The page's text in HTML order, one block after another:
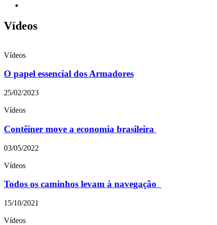
Vídeos
Vídeos
O papel essencial dos Armadores
25/02/2023
Vídeos
Contêiner move a economia brasileira
03/05/2022
Vídeos
Todos os caminhos levam à navegação
15/10/2021
Vídeos